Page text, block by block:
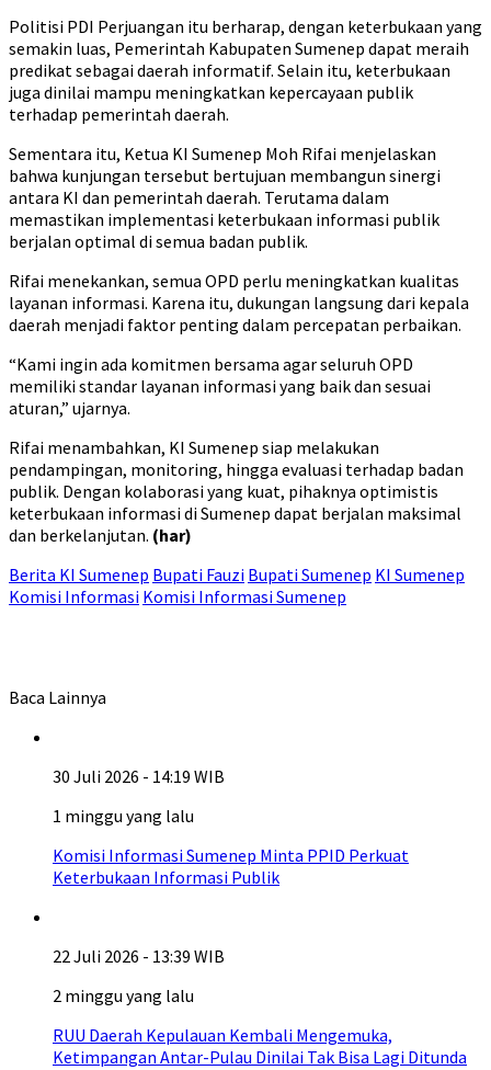
Politisi PDI Perjuangan itu berharap, dengan keterbukaan yang
semakin luas, Pemerintah Kabupaten Sumenep dapat meraih
predikat sebagai daerah informatif. Selain itu, keterbukaan
juga dinilai mampu meningkatkan kepercayaan publik
terhadap pemerintah daerah.
Sementara itu, Ketua KI Sumenep Moh Rifai menjelaskan
bahwa kunjungan tersebut bertujuan membangun sinergi
antara KI dan pemerintah daerah. Terutama dalam
memastikan implementasi keterbukaan informasi publik
berjalan optimal di semua badan publik.
Rifai menekankan, semua OPD perlu meningkatkan kualitas
layanan informasi. Karena itu, dukungan langsung dari kepala
daerah menjadi faktor penting dalam percepatan perbaikan.
“Kami ingin ada komitmen bersama agar seluruh OPD
memiliki standar layanan informasi yang baik dan sesuai
aturan,” ujarnya.
Rifai menambahkan, KI Sumenep siap melakukan
pendampingan, monitoring, hingga evaluasi terhadap badan
publik. Dengan kolaborasi yang kuat, pihaknya optimistis
keterbukaan informasi di Sumenep dapat berjalan maksimal
dan berkelanjutan. (har)
Berita KI Sumenep Bupati Fauzi Bupati Sumenep KI Sumenep
Komisi Informasi Komisi Informasi Sumenep
Baca Lainnya
30 Juli 2026 - 14:19 WIB
1 minggu yang lalu
Komisi Informasi Sumenep Minta PPID Perkuat
Keterbukaan Informasi Publik
22 Juli 2026 - 13:39 WIB
2 minggu yang lalu
RUU Daerah Kepulauan Kembali Mengemuka,
Ketimpangan Antar-Pulau Dinilai Tak Bisa Lagi Ditunda